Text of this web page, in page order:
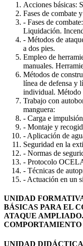
Acciones básicas:
Fases de combate
- Fases de
Liquidación.
- Métodos de
a dos pies.
Empleo de
manuales.
Métodos de
línea de defensa y
individual. Método
Trabajo con
manguera:
- Carga e
- Montaje y
- Aplicación de
Seguridad en la
- Normas de
- Protocolo
- Técnicas de
- Actuación en un
UNIDAD
BÁSICAS PARA EL
ATAQUE
UNIDAD